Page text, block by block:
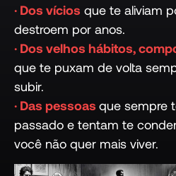
· Dos vícios que te aliviam
destroem por anos.
· Dos velhos hábitos,
que te puxam de volta
subir.
· Das pessoas que sempre
passado e tentam te
você não quer mais viver.